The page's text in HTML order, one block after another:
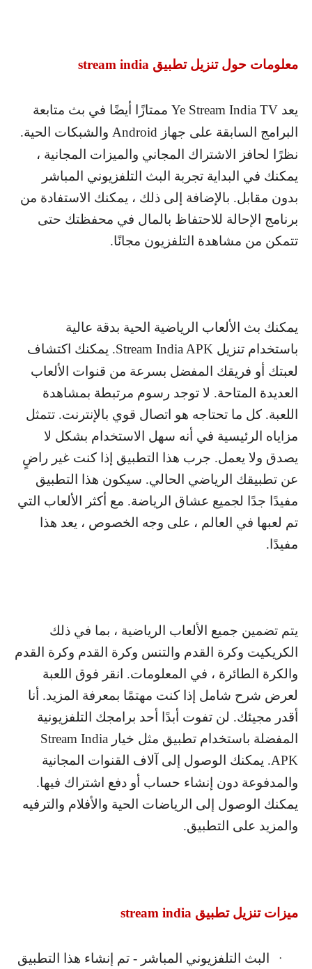
معلومات حول تنزيل تطبيق stream india
يعد Ye Stream India TV ممتازًا أيضًا في بث متابعة
البرامج السابقة على جهاز Android والشبكات الحية.
نظرًا لحافز الاشتراك المجاني والميزات المجانية ،
يمكنك في البداية تجربة البث التلفزيوني المباشر
بدون مقابل. بالإضافة إلى ذلك ، يمكنك الاستفادة من
برنامج الإحالة للاحتفاظ بالمال في محفظتك حتى
تتمكن من مشاهدة التلفزيون مجانًا.
يمكنك بث الألعاب الرياضية الحية بدقة عالية
باستخدام تنزيل Stream India APK. يمكنك اكتشاف
لعبتك أو فريقك المفضل بسرعة من قنوات الألعاب
العديدة المتاحة. لا توجد رسوم مرتبطة بمشاهدة
اللعبة. كل ما تحتاجه هو اتصال قوي بالإنترنت. تتمثل
مزاياه الرئيسية في أنه سهل الاستخدام بشكل لا
يصدق ولا يعمل. جرب هذا التطبيق إذا كنت غير راضٍ
عن تطبيقك الرياضي الحالي. سيكون هذا التطبيق
مفيدًا جدًا لجميع عشاق الرياضة. مع أكثر الألعاب التي
تم لعبها في العالم ، على وجه الخصوص ، يعد هذا
مفيدًا.
يتم تضمين جميع الألعاب الرياضية ، بما في ذلك
الكريكيت وكرة القدم والتنس وكرة القدم وكرة القدم
والكرة الطائرة ، في المعلومات. انقر فوق اللعبة
لعرض شرح شامل إذا كنت مهتمًا بمعرفة المزيد. أنا
أقدر مجيئك. لن تفوت أبدًا أحد برامجك التلفزيونية
المفضلة باستخدام تطبيق مثل خيار Stream India
APK. يمكنك الوصول إلى آلاف القنوات المجانية
والمدفوعة دون إنشاء حساب أو دفع اشتراك فيها.
يمكنك الوصول إلى الرياضات الحية والأفلام والترفيه
والمزيد على التطبيق.
ميزات تنزيل تطبيق stream india
·
البث التلفزيوني المباشر - تم إنشاء هذا التطبيق